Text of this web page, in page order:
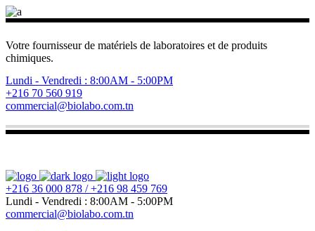
Votre fournisseur de matériels de laboratoires et de produits
chimiques.
Lundi - Vendredi : 8:00AM - 5:00PM
+216 70 560 919
commercial@biolabo.com.tn
+216 36 000 878 / +216 98 459 769
Lundi - Vendredi : 8:00AM - 5:00PM
commercial@biolabo.com.tn